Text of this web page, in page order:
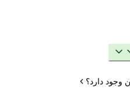
وجود دارد؟